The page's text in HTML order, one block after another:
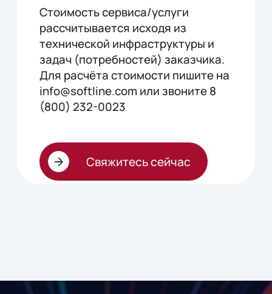
Стоимость сервиса/услуги
рассчитывается исходя из
технической инфраструктуры и
задач (потребностей) заказчика.
Для расчёта стоимости пишите на
info@softline.com или звоните 8
(800) 232-0023
Свяжитесь сейчас